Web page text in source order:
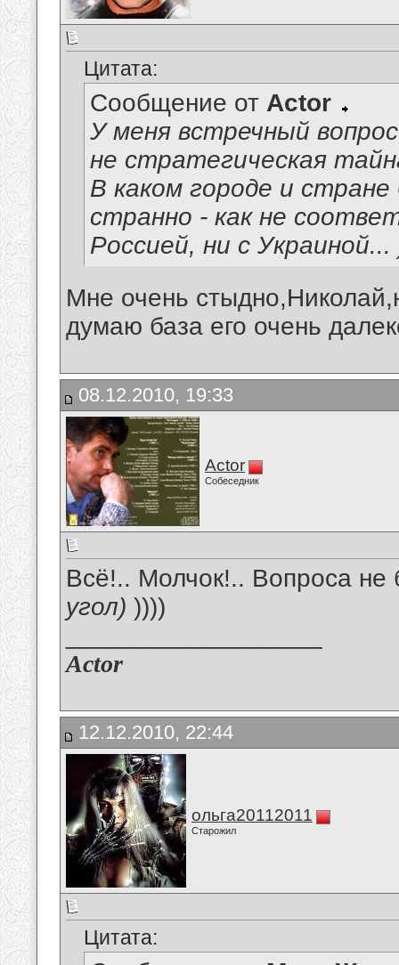
Цитата:
Сообщение от Actor
У меня встречный
не стратегическая
В каком городе и
странно - как не
Россией, ни с Украиной...
Мне очень
думаю база его очень
08.12.2010, 19:33
Actor
Собеседник
Всё!.. Молчок!.. Вопроса
угол) ))))
Actor
12.12.2010, 22:44
ольга20112011
Старожил
Цитата: